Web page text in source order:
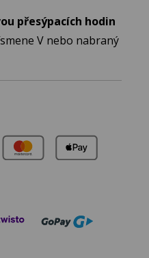
přesýpacích hodin
V nebo nabraný